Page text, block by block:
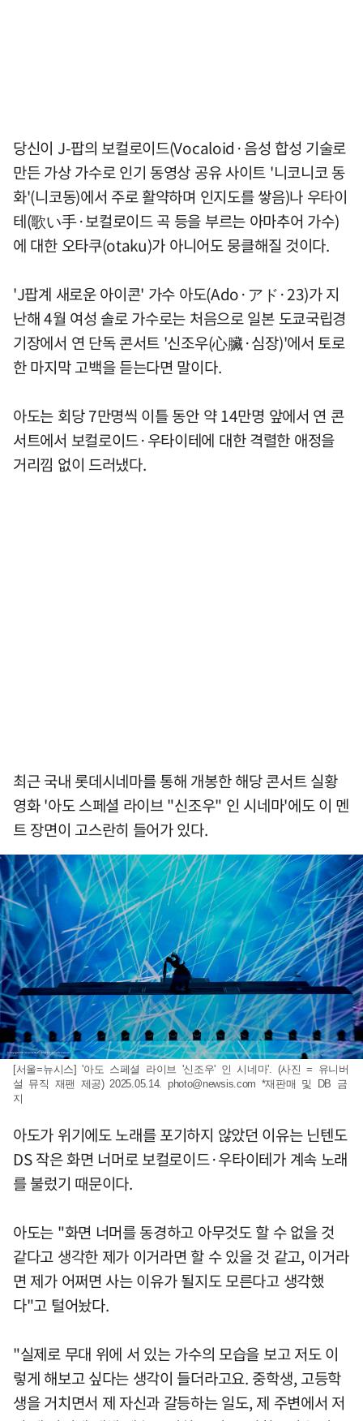
당신이 J-팝의 보컬로이드(Vocaloid·음성 합성 기술로
만든 가상 가수로 인기 동영상 공유 사이트 '니코니코 동
화'(니코동)에서 주로 활약하며 인지도를 쌓음)나 우타이
테(歌い手·보컬로이드 곡 등을 부르는 아마추어 가수)
에 대한 오타쿠(otaku)가 아니어도 뭉클해질 것이다.
'J팝계 새로운 아이콘' 가수 아도(Ado·アド·23)가 지
난해 4월 여성 솔로 가수로는 처음으로 일본 도쿄국립경
기장에서 연 단독 콘서트 '신조우(心臟·심장)'에서 토로
한 마지막 고백을 듣는다면 말이다.
아도는 회당 7만명씩 이틀 동안 약 14만명 앞에서 연 콘
서트에서 보컬로이드·우타이테에 대한 격렬한 애정을
거리낌 없이 드러냈다.
최근 국내 롯데시네마를 통해 개봉한 해당 콘서트 실황
영화 '아도 스페셜 라이브 "신조우" 인 시네마'에도 이 멘
트 장면이 고스란히 들어가 있다.
[서울=뉴시스] '아도 스페셜 라이브 '신조우' 인 시네마'. (사진 = 유니버
설 뮤직 재팬 제공) 2025.05.14. photo@newsis.com *재판매 및 DB 금
지
아도가 위기에도 노래를 포기하지 않았던 이유는 닌텐도
DS 작은 화면 너머로 보컬로이드·우타이테가 계속 노래
를 불렀기 때문이다.
아도는 "화면 너머를 동경하고 아무것도 할 수 없을 것
같다고 생각한 제가 이거라면 할 수 있을 것 같고, 이거라
면 제가 어쩌면 사는 이유가 될지도 모른다고 생각했
다"고 털어놨다.
"실제로 무대 위에 서 있는 가수의 모습을 보고 저도 이
렇게 해보고 싶다는 생각이 들더라고요. 중학생, 고등학
생을 거치면서 제 자신과 갈등하는 일도, 제 주변에서 저